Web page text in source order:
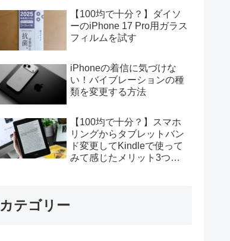
【100均で十分？】ダイソ
ーのiPhone 17 Pro用ガラス
フィルムを試す
iPhoneの着信に気づけな
い！バイブレーションの種
類を変更する方法
【100均で十分？】スマホ
リングからタブレットバン
ド変更してKindleで使って
みて感じたメリット3つデ
カテゴリー